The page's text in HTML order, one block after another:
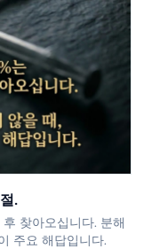
.
찾아오십니다. 분해
주요 해답입니다.